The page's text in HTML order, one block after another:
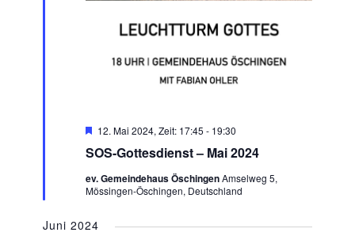
SOS-Gottesdienst – Mai 2024
Hervorgehoben
12. Mai 2024, Zeit: 17:45 - 19:30
ev. Gemeindehaus ÖschingenAmselweg 5,
Mössingen-Öschingen, Deutschland
Juni 2024